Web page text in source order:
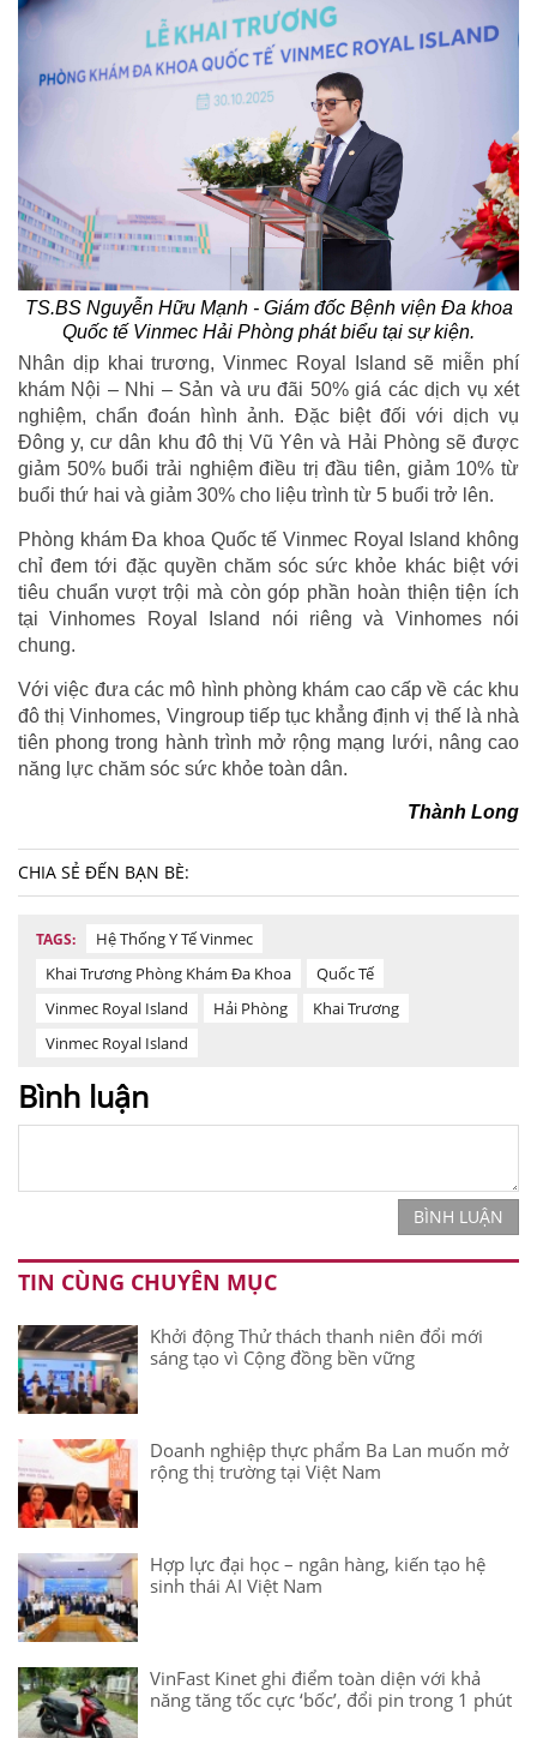
TS.BS Nguyễn Hữu Mạnh - Giám đốc Bệnh viện Đa khoa
Quốc tế Vinmec Hải Phòng phát biểu tại sự kiện.
Nhân dịp khai trương, Vinmec Royal Island sẽ miễn phí
khám Nội – Nhi – Sản và ưu đãi 50% giá các dịch vụ xét
nghiệm, chẩn đoán hình ảnh. Đặc biệt đối với dịch vụ
Đông y, cư dân khu đô thị Vũ Yên và Hải Phòng sẽ được
giảm 50% buổi trải nghiệm điều trị đầu tiên, giảm 10% từ
buổi thứ hai và giảm 30% cho liệu trình từ 5 buổi trở lên.
Phòng khám Đa khoa Quốc tế Vinmec Royal Island không
chỉ đem tới đặc quyền chăm sóc sức khỏe khác biệt với
tiêu chuẩn vượt trội mà còn góp phần hoàn thiện tiện ích
tại Vinhomes Royal Island nói riêng và Vinhomes nói
chung.
Với việc đưa các mô hình phòng khám cao cấp về các khu
đô thị Vinhomes, Vingroup tiếp tục khẳng định vị thế là nhà
tiên phong trong hành trình mở rộng mạng lưới, nâng cao
năng lực chăm sóc sức khỏe toàn dân.
Thành Long
CHIA SẺ ĐẾN BẠN BÈ:
TAGS:
Hệ Thống Y Tế Vinmec
Khai Trương Phòng Khám Đa Khoa
Quốc Tế
Vinmec Royal Island
Hải Phòng
Khai Trương
Vinmec Royal Island
Bình luận
BÌNH LUẬN
TIN CÙNG CHUYÊN MỤC
Khởi động Thử thách thanh niên đổi mới
sáng tạo vì Cộng đồng bền vững
Doanh nghiệp thực phẩm Ba Lan muốn mở
rộng thị trường tại Việt Nam
Hợp lực đại học – ngân hàng, kiến tạo hệ
sinh thái AI Việt Nam
VinFast Kinet ghi điểm toàn diện với khả
năng tăng tốc cực ‘bốc’, đổi pin trong 1 phút